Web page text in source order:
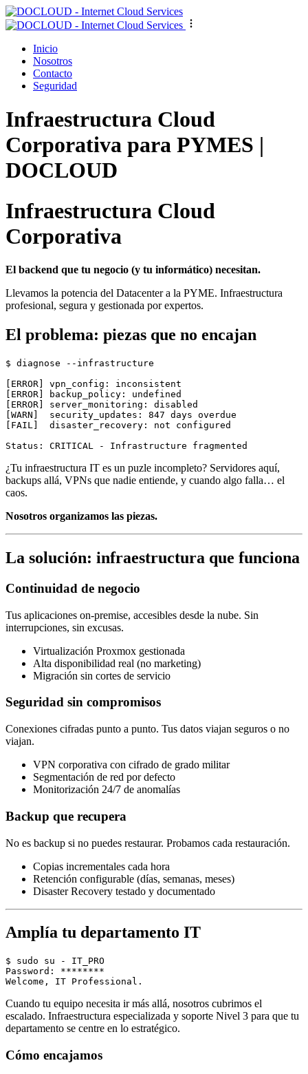
Inicio
Nosotros
Contacto
Seguridad
Infraestructura Cloud
Corporativa para PYMES |
DOCLOUD
Infraestructura Cloud
Corporativa
El backend que tu negocio (y tu informático) necesitan.
Llevamos la potencia del Datacenter a la PYME. Infraestructura
profesional, segura y gestionada por expertos.
El problema: piezas que no encajan
$ diagnose --infrastructure
[ERROR] vpn_config: inconsistent
[ERROR] backup_policy: undefined
[ERROR] server_monitoring: disabled
[WARN]  security_updates: 847 days overdue
[FAIL]  disaster_recovery: not configured
¿Tu infraestructura IT es un puzle incompleto? Servidores aquí,
backups allá, VPNs que nadie entiende, y cuando algo falla… el
caos.
Nosotros organizamos las piezas.
La solución: infraestructura que funciona
Continuidad de negocio
Tus aplicaciones on-premise, accesibles desde la nube. Sin
interrupciones, sin excusas.
Virtualización Proxmox gestionada
Alta disponibilidad real (no marketing)
Migración sin cortes de servicio
Seguridad sin compromisos
Conexiones cifradas punto a punto. Tus datos viajan seguros o no
viajan.
VPN corporativa con cifrado de grado militar
Segmentación de red por defecto
Monitorización 24/7 de anomalías
Backup que recupera
No es backup si no puedes restaurar. Probamos cada restauración.
Copias incrementales cada hora
Retención configurable (días, semanas, meses)
Disaster Recovery testado y documentado
Amplía tu departamento IT
$ sudo su - IT_PRO
Password: ********
Cuando tu equipo necesita ir más allá, nosotros cubrimos el
escalado. Infraestructura especializada y soporte Nivel 3 para que tu
departamento se centre en lo estratégico.
Cómo encajamos